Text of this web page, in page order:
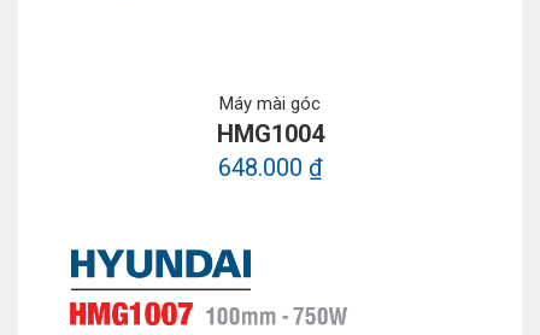
Máy mài góc
HMG1004
648.000 ₫